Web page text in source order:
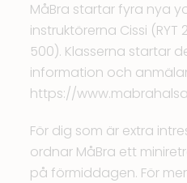
MåBra startar fyra nya
instruktörerna Cissi (RYT
500). Klasserna startar
information och
https://
För dig som är extra
ordnar MåBra ett
på förmiddagen. För